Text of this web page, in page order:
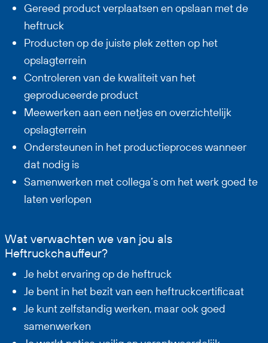
Gereed product verplaatsen en opslaan met de
heftruck
Producten op de juiste plek zetten op het
opslagterrein
Controleren van de kwaliteit van het
geproduceerde product
Meewerken aan een netjes en overzichtelijk
opslagterrein
Ondersteunen in het productieproces wanneer
dat nodig is
Samenwerken met collega’s om het werk goed te
laten verlopen
Wat verwachten we van jou als
Heftruckchauffeur?
Je hebt ervaring op de heftruck
Je bent in het bezit van een heftruckcertificaat
Je kunt zelfstandig werken, maar ook goed
samenwerken